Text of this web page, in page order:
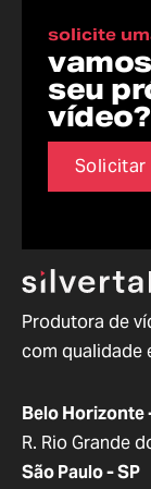
solicite
seu
vídeo?
Solicitar
Produtora de
com qualidade
Belo Horizonte
R. Rio Grande
São Paulo - SP